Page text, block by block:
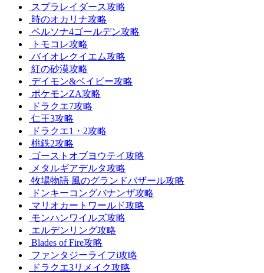
スプラレイダース攻略
時のオカリナ攻略
ペルソナ4ゴールデン攻略
トモコレ攻略
バイオレクイエム攻略
紅の砂漠攻略
デイモン&ベイビー攻略
ポケモンZA攻略
ドラクエ7攻略
仁王3攻略
ドラクエ1・2攻略
桃鉄2攻略
ゴーストオブヨウテイ攻略
メタルギアデルタ攻略
牧場物語 風のグランドバザール攻略
ドンキーコングバナンザ攻略
マリオカートワールド攻略
モンハンワイルズ攻略
エルデンリング攻略
Blades of Fire攻略
ファンタジーライフi攻略
ドラクエ3リメイク攻略